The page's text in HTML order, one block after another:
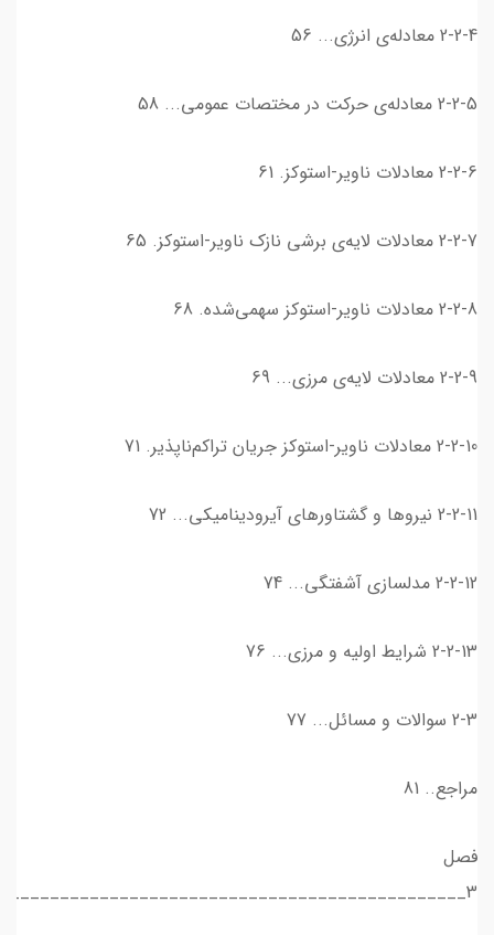
2-2-4 معادله‌ی انرژي... 56
2-2-5 معادله‌ی حرکت در مختصات عمومی... 58
2-2-6 معادلات ناویر-استوکز. 61
2-2-7 معادلات لایه‌ی برشی نازک ناویر-استوکز. 65
2-2-8 معادلات ناوير-استوكز سهمی‌شده. 68
2-2-9 معادلات لايه‌ی مرزي... 69
2-2-10 معادلات ناوير-استوكز جريان تراكم‌ناپذير. 71
2-2-11 نيروها و گشتاورهاي آيروديناميكي... 72
2-2-12 مدلسازي آشفتگي... 74
2-2-13 شرایط اولیه و مرزی... 76
2-3 سوالات و مسائل... 77
مراجع.. 81
فصل
3_______________________________________________